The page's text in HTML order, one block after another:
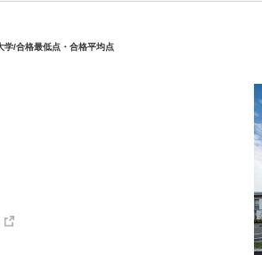
学/合格最低点・合格平均点